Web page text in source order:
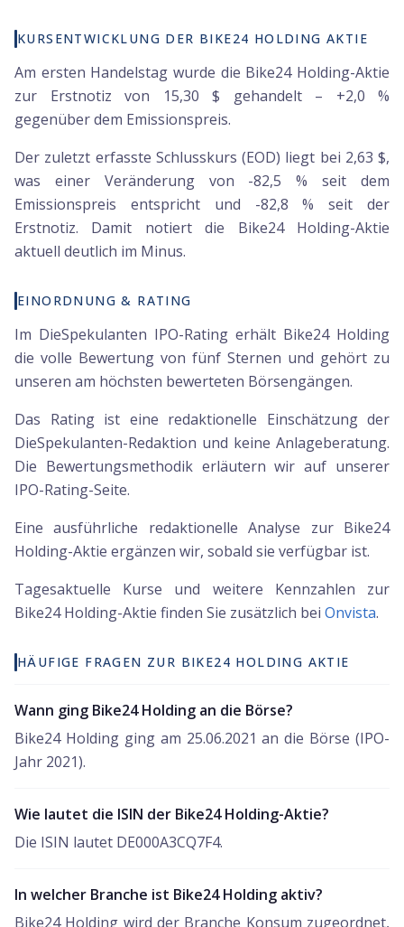
KURSENTWICKLUNG DER BIKE24 HOLDING AKTIE
Am ersten Handelstag wurde die Bike24 Holding-Aktie
zur Erstnotiz von 15,30 $ gehandelt – +2,0 %
gegenüber dem Emissionspreis.
Der zuletzt erfasste Schlusskurs (EOD) liegt bei 2,63 $,
was einer Veränderung von -82,5 % seit dem
Emissionspreis entspricht und -82,8 % seit der
Erstnotiz. Damit notiert die Bike24 Holding-Aktie
aktuell deutlich im Minus.
EINORDNUNG & RATING
Im DieSpekulanten IPO-Rating erhält Bike24 Holding
die volle Bewertung von fünf Sternen und gehört zu
unseren am höchsten bewerteten Börsengängen.
Das Rating ist eine redaktionelle Einschätzung der
DieSpekulanten-Redaktion und keine Anlageberatung.
Die Bewertungsmethodik erläutern wir auf unserer
IPO-Rating-Seite.
Eine ausführliche redaktionelle Analyse zur Bike24
Holding-Aktie ergänzen wir, sobald sie verfügbar ist.
Tagesaktuelle Kurse und weitere Kennzahlen zur
Bike24 Holding-Aktie finden Sie zusätzlich bei Onvista.
HÄUFIGE FRAGEN ZUR BIKE24 HOLDING AKTIE
Wann ging Bike24 Holding an die Börse?
Bike24 Holding ging am 25.06.2021 an die Börse (IPO-
Jahr 2021).
Wie lautet die ISIN der Bike24 Holding-Aktie?
Die ISIN lautet DE000A3CQ7F4.
In welcher Branche ist Bike24 Holding aktiv?
Bike24 Holding wird der Branche Konsum zugeordnet,